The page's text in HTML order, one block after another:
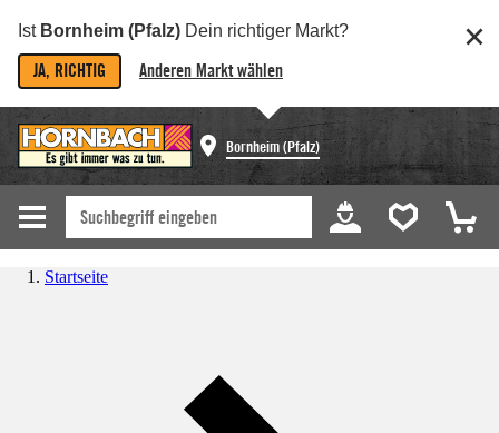
Ist Bornheim (Pfalz) Dein richtiger Markt?
JA, RICHTIG Anderen Markt wählen
Bornheim (Pfalz)
Startseite